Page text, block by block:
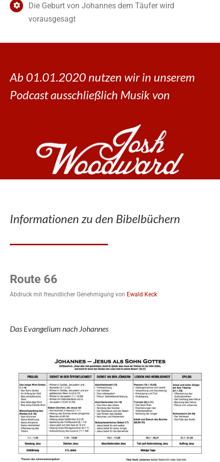
Die Geburt von Johannes dem Täufer wird
vorausgesagt
Ab 01.01.2020 nutzen wir in unserem
Podcast ausschließlich Musik von
Informationen zu den Bibelbüchern
Route 66
Abdruck mit freundlicher Genehmigung von Ewald Keck
Das Evangelium nach Johannes